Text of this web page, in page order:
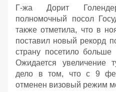
Г-жа Дорит
полномочный посол
также отметила, что в
поставил новый рекорд
страну посетило
Ожидается увеличение
дело в том, что с 9
отменен визовый режим